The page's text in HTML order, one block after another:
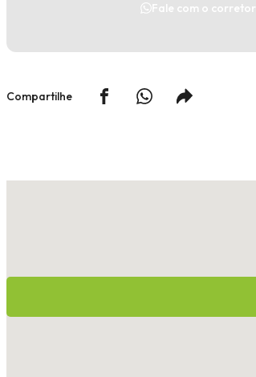
Fale com o corretor
Compartilhe